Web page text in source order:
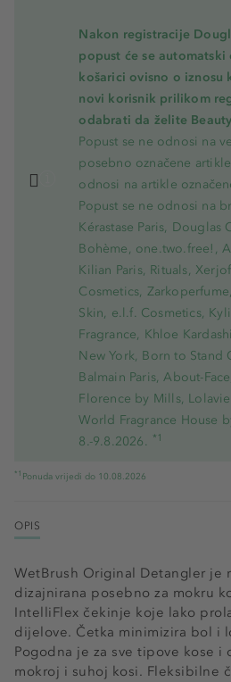
Nakon registracije
popust će se automatski
košarici ovisno o iznosu
novi korisnik prilikom
odabrati da želite
Popust se ne odnosi na
posebno označene
odnosi na artikle
Popust se ne odnosi na
Kérastase Paris,
Bohème, one.two.free!,
Kilian Paris, Rituals,
Cosmetics,
Skin, e.l.f. Cosmetics,
Fragrance, Khloe
New York, Born to Stand
Balmain Paris, About-
Florence by Mills,
World Fragrance House
8.-9.8.2026. *1
*1 Ponuda vrijedi do 10.08.2026
OPIS
WetBrush Original Detangler je
dizajnirana posebno za mokru
IntelliFlex čekinje koje lako
dijelove. Četka minimizira bol i
Pogodna je za sve tipove kose
mokroj i suhoj kosi. Fleksibilne